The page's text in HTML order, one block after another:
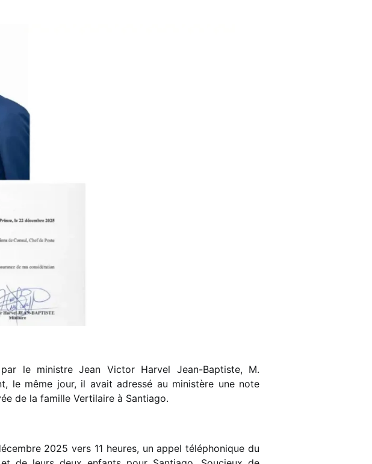
le ministre Jean Victor Harvel Jean-Baptiste, M.
le même jour, il avait adressé au ministère une note
de la famille Vertilaire à Santiago.
2025 vers 11 heures, un appel téléphonique du